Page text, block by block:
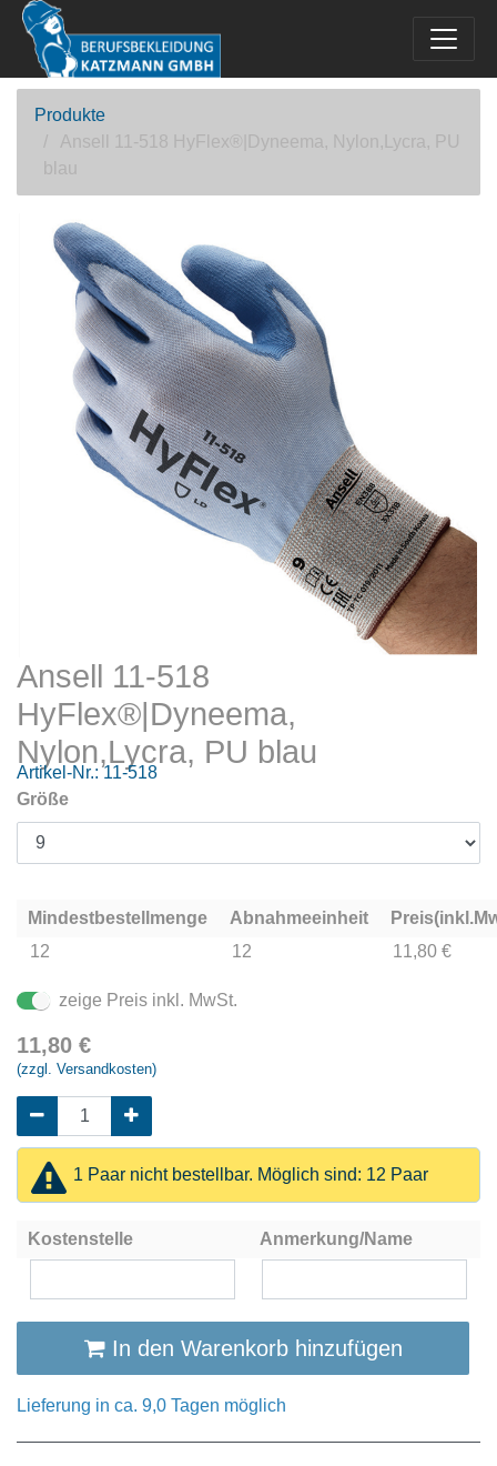
Produkte
Ansell 11-518 HyFlex®|Dyneema, Nylon,Lycra, PU
blau
Ansell 11-518
HyFlex®|Dyneema,
Nylon,Lycra, PU blau
Artikel-Nr.: 11-518
Größe
Mindestbestellmenge Abnahmeeinheit
12
12 11,80 €
zeige Preis inkl. MwSt.
11,80 €
(zzgl. Versandkosten)
1 Paar nicht bestellbar. Möglich sind: 12 Paar
Kostenstelle Anmerkung/Name
In den Warenkorb hinzufügen
Lieferung in ca. 9,0 Tagen möglich